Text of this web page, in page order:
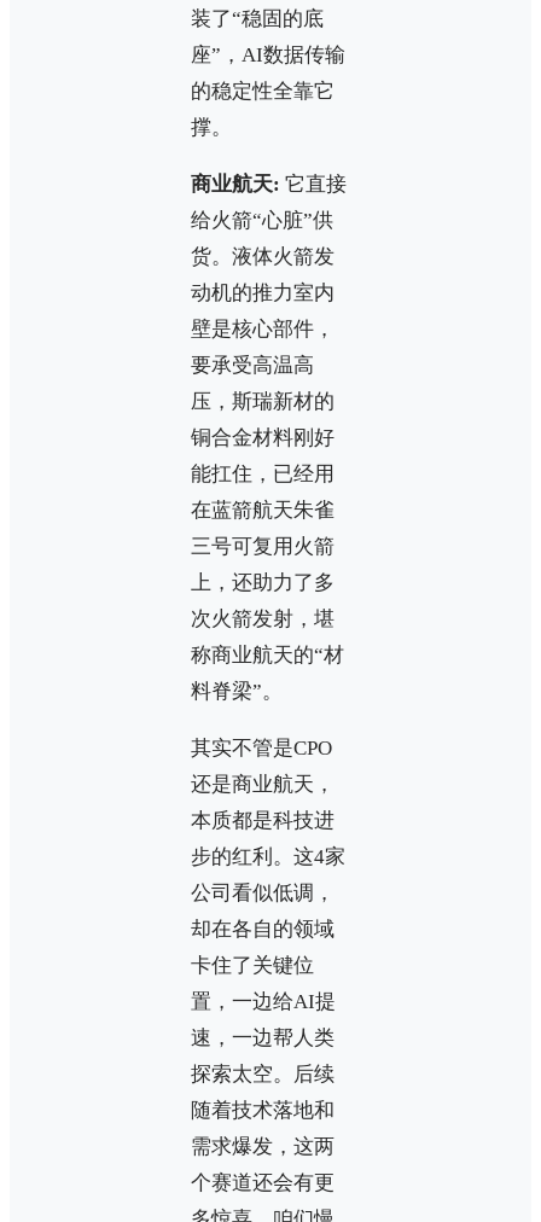
装了“稳固的底
座”，AI数据传输
的稳定性全靠它
撑。
商业航天: 它直接
给火箭“心脏”供
货。液体火箭发
动机的推力室内
壁是核心部件，
要承受高温高
压，斯瑞新材的
铜合金材料刚好
能扛住，已经用
在蓝箭航天朱雀
三号可复用火箭
上，还助力了多
次火箭发射，堪
称商业航天的“材
料脊梁”。
其实不管是CPO
还是商业航天，
本质都是科技进
步的红利。这4家
公司看似低调，
却在各自的领域
卡住了关键位
置，一边给AI提
速，一边帮人类
探索太空。后续
随着技术落地和
需求爆发，这两
个赛道还会有更